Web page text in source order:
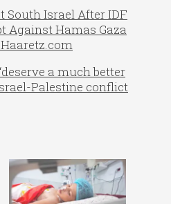
South Israel After IDF
Against Hamas Gaza
a much better
Palestine conflict